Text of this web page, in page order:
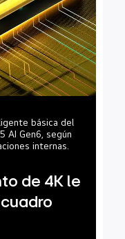
básica del
AI Gen6, según
internas.
de 4K le